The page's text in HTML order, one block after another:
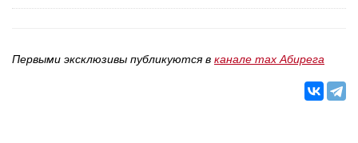
Первыми эксклюзивы публикуются в канале max Абирега